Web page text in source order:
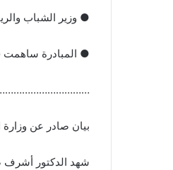
● وزير الشباب
● المبادرة ساهمت في تأهيل وتدريب أكثر من
بيان صادر عن وزارة
شهد الدكتور أشرف